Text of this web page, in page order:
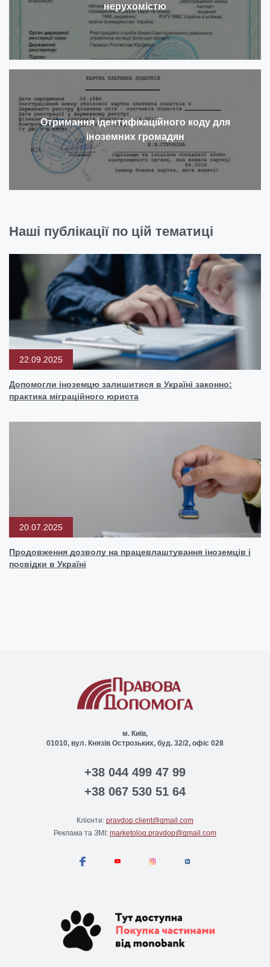
нерухомістю
Отримання ідентифікаційного коду для
іноземних громадян
Наші публікації по цій тематиці
22.09.2025
Допомогли іноземцю залишитися в Україні законно:
практика міграційного юриста
20.07.2025
Продовження дозволу на працевлаштування іноземців і
посвідки в Україні
м. Київ,
01010, вул. Князів Острозьких, буд. 32/2, офіс 028
+38 044 499 47 99
+38 067 530 51 64
Клієнти: pravdop.client@gmail.com
Реклама та ЗМІ: marketolog.pravdop@gmail.com